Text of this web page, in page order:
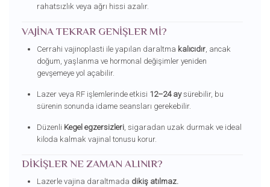
rahatsızlık veya ağrı hissi azalır.
VAJINA TEKRAR GENIŞLER MI?
Cerrahi vajinoplasti ile yapılan daraltma kalıcıdır, ancak
doğum, yaşlanma ve hormonal değişimler yeniden
gevşemeye yol açabilir.
Lazer veya RF işlemlerinde etkisi 12–24 aysürebilir, bu
sürenin sonunda idame seansları gerekebilir.
Düzenli Kegel egzersizleri, sigaradan uzak durmak ve ideal
kiloda kalmak vajinal tonusu korur.
DIKIŞLER NE ZAMAN ALINIR?
Lazerle vajina daraltmada dikiş atılmaz.